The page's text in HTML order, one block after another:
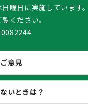
曜日に実施しています。
ください。
意見
いときは？